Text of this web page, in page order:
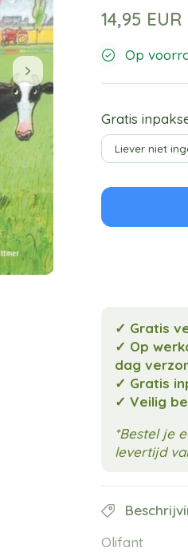
14,95 EUR
Op
Gratis
✓ Gratis
✓ Op
dag
✓ Gratis
✓ Veilig
*Bestel je
levertijd
Olifant